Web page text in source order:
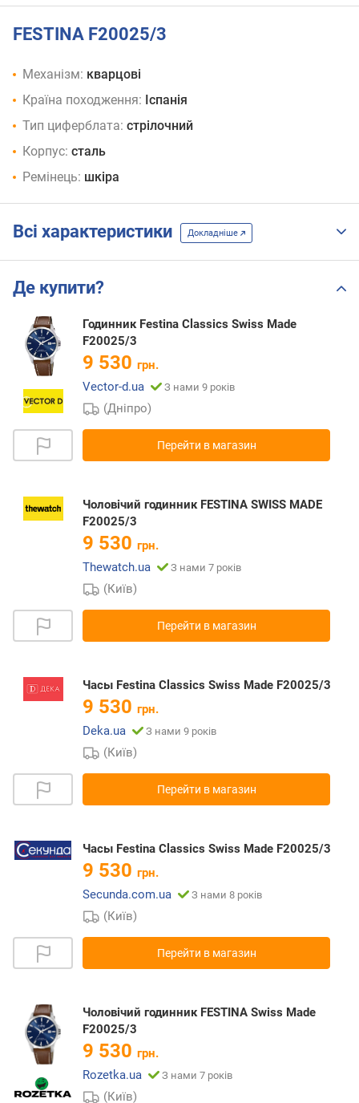
FESTINA F20025/3
Механізм: кварцові
Країна походження: Іспанія
Тип циферблата: стрілочний
Корпус: сталь
Ремінець: шкіра
Всі характеристики Докладніше
Де купити?
Годинник Festina Classics Swiss Made
F20025/3
9 530 грн.
Vector-d.ua
З нами 9 років
(Дніпро)
Перейти в магазин
Чоловічий годинник FESTINA SWISS MADE
F20025/3
9 530 грн.
Thewatch.ua
З нами 7 років
(Київ)
Перейти в магазин
Часы Festina Classics Swiss Made F20025/3
9 530 грн.
Deka.ua
З нами 9 років
(Київ)
Перейти в магазин
Часы Festina Classics Swiss Made F20025/3
9 530 грн.
Secunda.com.ua
З нами 8 років
(Київ)
Перейти в магазин
Чоловічий годинник FESTINA Swiss Made
F20025/3
9 530 грн.
Rozetka.ua
З нами 7 років
(Київ)